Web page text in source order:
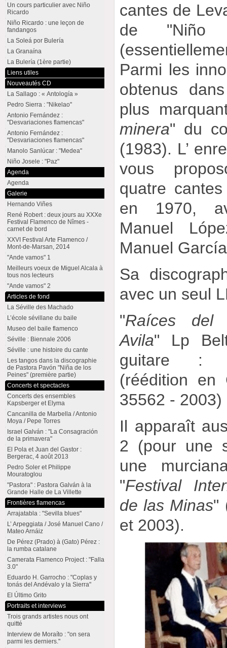
cantes de
de "Niño
Parmi les
obtenus
plus
minera" du
(1983). L’
vous
quatre
en 1970,
Manuel
Manuel
Sa
avec un seul
"Raíces del
Avila" Lp
guitare :
(réédition en
35562 - 2003)
Il apparaît
2 (pour une
une
"Festival
de las Minas"
et 2003).
Un cours particulier avec Niño
Ricardo
Niño Ricardo : une leçon de
fandangos
La Soleá por Bulería
La Granaína
La Bulería (1ère partie)
Liens utiles
Nouveautés CD
La Sallago : « Antología »
Pedro Sierra : "Nikelao"
Antonio Fernández :
"Desvariaciones flamencas"
Antonio Fernández :
"Desvariaciones flamencas"
Manolo Sanlúcar : "Medea"
Niño Josele : "Paz"
Agenda
Agenda
Galerie
Hernando Viñes
René Robert : deux jours au XXXe
Festival Flamenco de Nîmes -
carnet de bord
XXVI Festival Arte Flamenco /
Mont-de-Marsan, 2014
"Ande vamos" 1
Meilleurs voeux de Miguel Alcala à
tous nos lecteurs
"Ande vamos" 2
Articles de fond
La Séville des Machado
L’école sévillane du baile
Museo del baile flamenco
Séville : Biennale 2006
Séville : une histoire du cante
Les tangos dans la discographie
de Pastora Pavón "Niña de los
Peines" (première partie)
Concerts et spectacles
Concerts des ensembles
Kapsberger et Elyma
Cancanilla de Marbella / Antonio
Moya / Pepe Torres
Israel Galván : "La Consagración
de la primavera"
El Pola et Juan del Gastor :
Bergerac, 4 août 2013
Pedro Soler et Philippe
Mouratoglou
"Pastora" : Pastora Galván à la
Grande Halle de La Villette
Frontières flamencas
Arrajatabla : "Sevilla blues"
L’ Arpeggiata / José Manuel Cano /
Mateo Arnáiz
De Pérez (Prado) à (Gato) Pérez :
la rumba catalane
Camerata Flamenco Project : "Falla
3.0"
Eduardo H. Garrocho : "Coplas y
tonás del Andévalo y la Sierra"
El Último Grito
Portraits et interviews
Trois grands artistes nous ont
quitté
Interview de Moraíto : "on sera
parmi les derniers."